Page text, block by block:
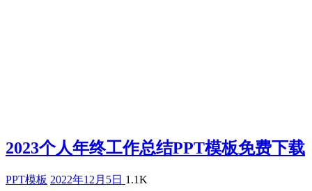
2023个人年终工作总结PPT模板免费下载
PPT模板 2022年12月5日 1.1K